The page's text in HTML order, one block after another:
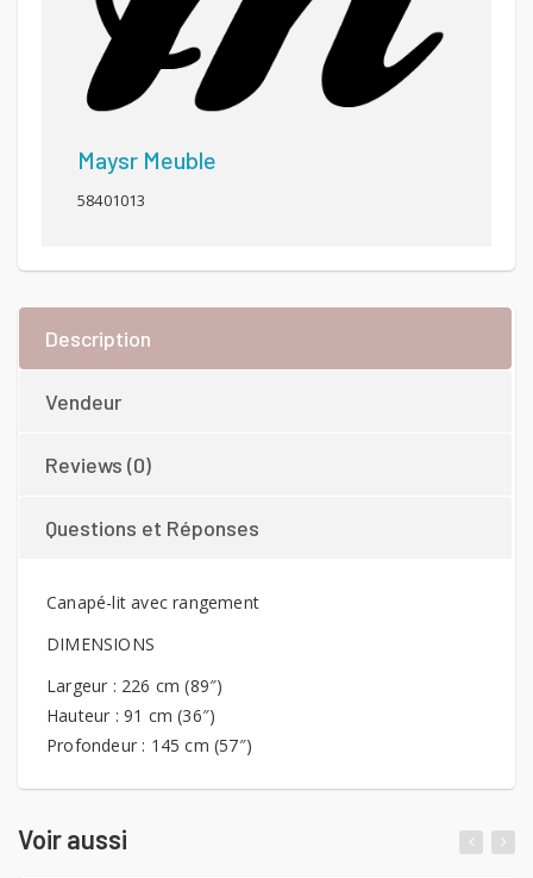
Maysr Meuble
58401013
Description
Vendeur
Reviews (0)
Questions et Réponses
Canapé-lit avec rangement
DIMENSIONS
Largeur : 226 cm (89″)
Hauteur : 91 cm (36″)
Profondeur : 145 cm (57″)
Voir aussi